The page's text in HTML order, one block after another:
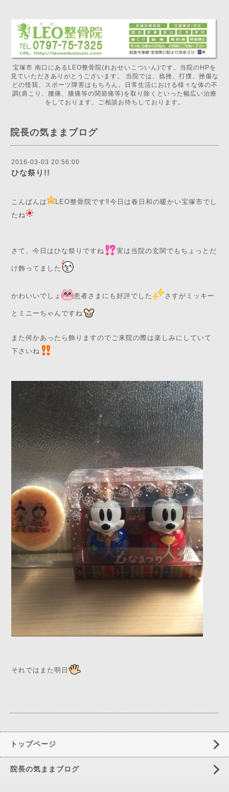
宝塚市 南口にあるLEO整骨院(れおせいこついん)です。当院のHPを
見ていただきありがとうございます。 当院では、捻挫、打撲、挫傷な
どの怪我、スポーツ障害はもちろん。日常生活における様々な体の不
調(肩こり、腰痛、膝痛等の関節痛等)を取り除くといった幅広い治療
をしております。ご相談お待ちしております。
院長の気ままブログ
2016-03-03 20:56:00
ひな祭り!!
こんばんは
LEO整骨院です‼️今日は春日和の暖かい宝塚市でし
たね
さて、今日はひな祭りですね 実は当院の玄関でもちょっとだ
け飾ってました
かわいいでしょ 患者さまにも好評でした さすがミッキー
とミニーちゃんですね
また何かあったら飾りますのでご来院の際は楽しみにしていて
下さいね
それではまた明日
トップページ
院長の気ままブログ